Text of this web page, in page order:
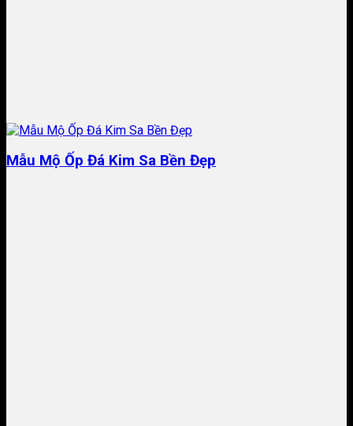
Mẫu Mộ Ốp Đá Kim Sa Bền Đẹp